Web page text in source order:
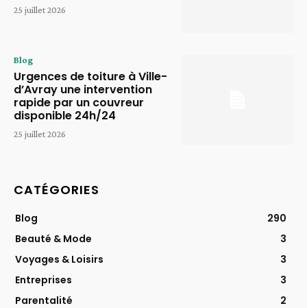
25 juillet 2026
Blog
Urgences de toiture à Ville-
d’Avray une intervention
rapide par un couvreur
disponible 24h/24
25 juillet 2026
CATÉGORIES
Blog
290
Beauté & Mode
3
Voyages & Loisirs
3
Entreprises
3
Parentalité
2